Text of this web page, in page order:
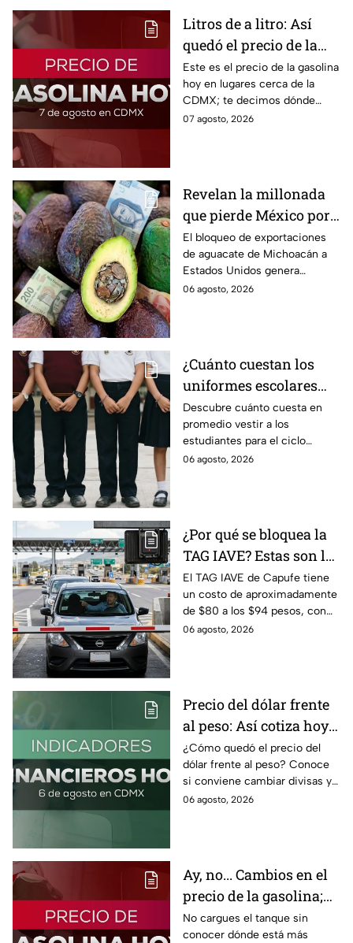
Litros de a litro: Así
quedó el precio de la
gasolina HOY
Este es el precio de la gasolina
hoy en lugares cerca de la
CDMX; te decimos dónde
encontrarla más barata este
07 agosto, 2026
Revelan la millonada
que pierde México por
el bloqueo de Estados
Unidos al aguate de
Michoacán
El bloqueo de exportaciones
de aguacate de Michoacán a
Estados Unidos genera
pérdidas millonarias.
06 agosto, 2026
¿Cuánto cuestan los
uniformes escolares
para el regreso a clases
2026, según su grado?
Descubre cuánto cuesta en
promedio vestir a los
estudiantes para el ciclo
escolar 2026-2027 y consejos
06 agosto, 2026
¿Por qué se bloquea la
TAG IAVE? Estas son las
razones por las que no
pasa en la caseta
El TAG IAVE de Capufe tiene
un costo de aproximadamente
de $80 a los $94 pesos, con
IVA incluido; te compartimos
06 agosto, 2026
Precio del dólar frente
al peso: Así cotiza hoy 6
de agosto 2026
¿Cómo quedó el precio del
dólar frente al peso? Conoce
si conviene cambiar divisas y
cómo el flujo en el estrecho de
06 agosto, 2026
Ay, no... Cambios en el
precio de la gasolina;
así quedó HOY
No cargues el tanque sin
conocer dónde está más